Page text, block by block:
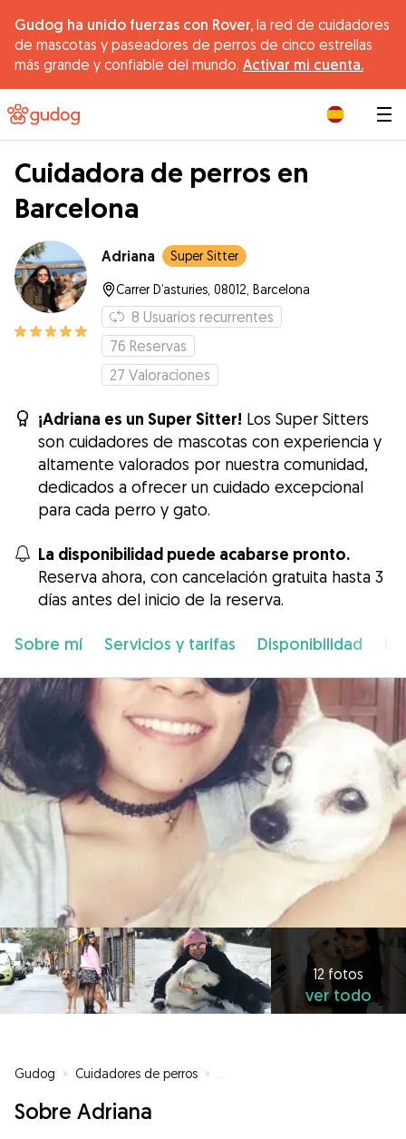
Gudog ha unido fuerzas con Rover, la red de cuidadores
de mascotas y paseadores de perros de cinco estrellas
más grande y confiable del mundo. Activar mi cuenta.
Cuidadora de perros en
Barcelona
Adriana Super Sitter
Carrer D’asturies, 08012, Barcelona
8 Usuarios recurrentes
76 Reservas
27 Valoraciones
¡Adriana es un Super Sitter! Los Super Sitters
son cuidadores de mascotas con experiencia y
altamente valorados por nuestra comunidad,
dedicados a ofrecer un cuidado excepcional
para cada perro y gato.
La disponibilidad puede acabarse pronto.
Reserva ahora, con cancelación gratuita hasta 3
días antes del inicio de la reserva.
Sobre mí Servicios y tarifas Disponibilidad
12 fotos
ver todo
Gudog » Cuidadores de perros »
Sobre Adriana